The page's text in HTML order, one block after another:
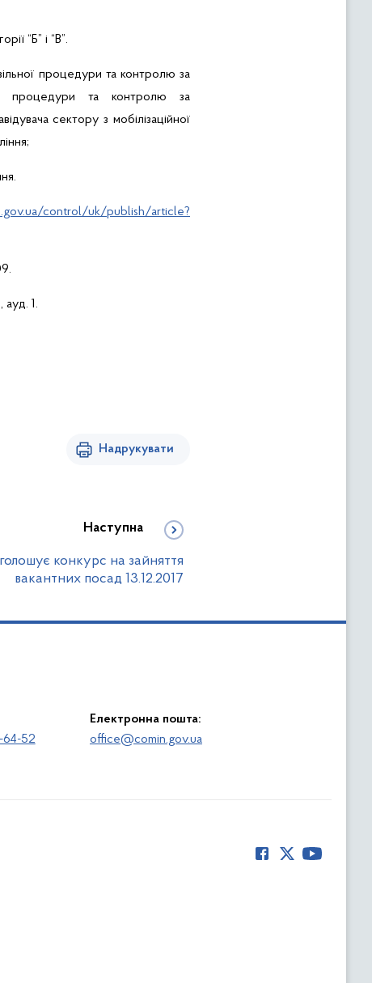
“Б” і “В”.
процедури та контролю за
процедури та контролю за
сектору з мобілізаційної
control/uk/publish/article?
ауд. 1.
Надрукувати
Наступна
конкурс на зайняття
вакантних посад 13.12.2017
64-52
Електронна пошта:
office@comin.gov.ua